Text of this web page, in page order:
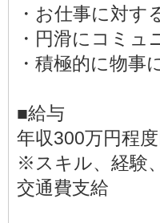
・お仕事に対す
・円滑にコミ
・積極的に物事
■給与
年収300万円程
※スキル、経験
交通費支給